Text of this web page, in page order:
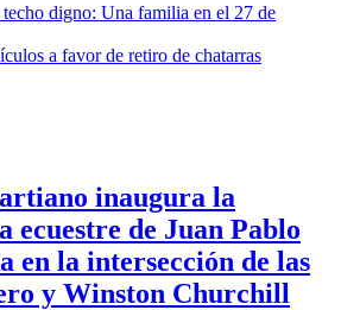
digno: Una familia en el 27 de
a favor de retiro de chatarras
inaugura la
ecuestre de Juan Pablo
en la intersección de las
y Winston Churchill